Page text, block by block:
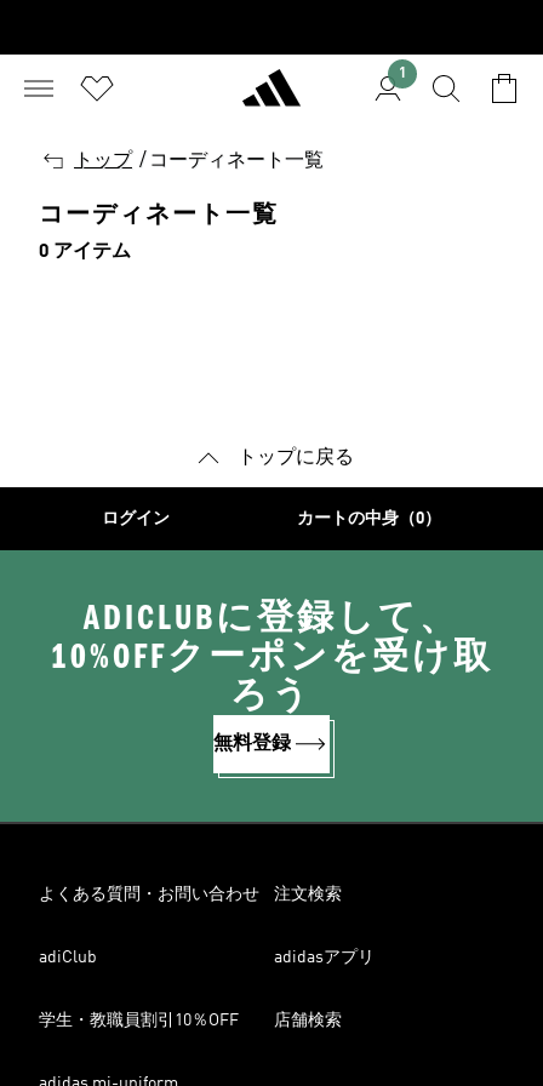
1
戻
トップ / コーディネート一覧
コーディネート一覧
0 アイテム
トップに戻る
ログイン カートの中身（0）
ADICLUBに登録して、
10%OFFクーポンを受け取
ろう
無料登録
よくある質問・お問い合わせ 注文検索
adiClub adidasアプリ
学生・教職員割引10％OFF 店舗検索